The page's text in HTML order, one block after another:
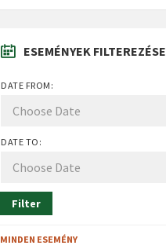
ESEMÉNYEK FILTEREZÉSE
DATE FROM:
DATE TO:
Filter
MINDEN ESEMÉNY